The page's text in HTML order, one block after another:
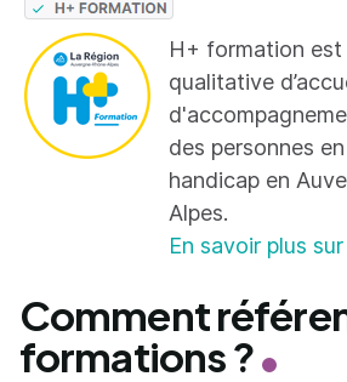
H+ formation est
qualitative
des personnes
handicap en
Alpes.
En savoir plus
Comment
formations ?